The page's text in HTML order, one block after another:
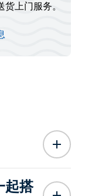
上门服务。
起搭